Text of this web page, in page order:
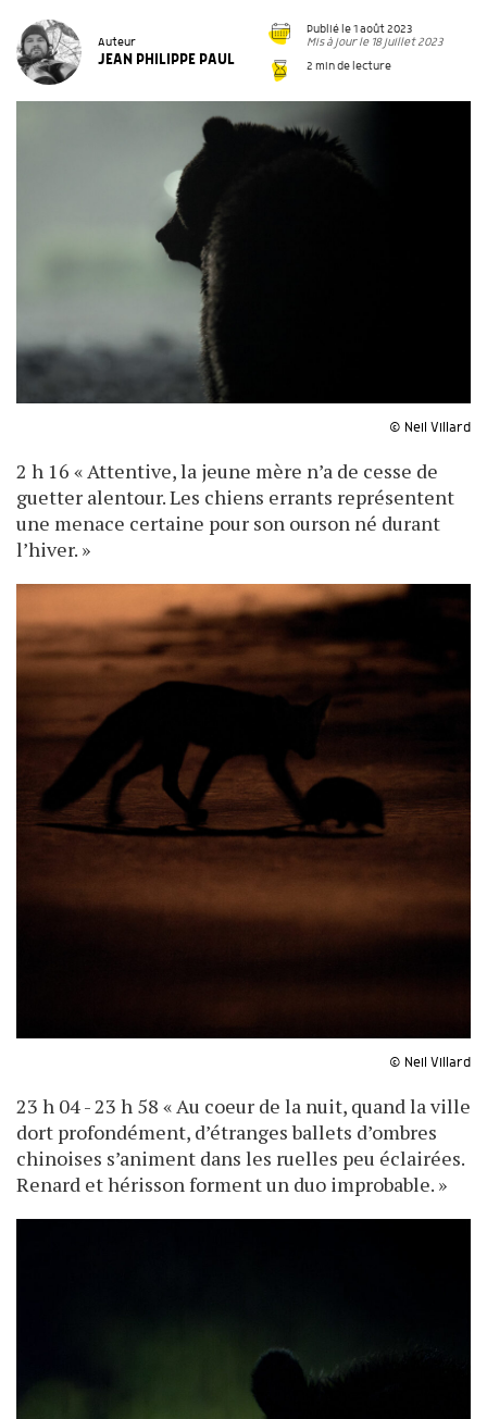
Auteur
JEAN PHILIPPE PAUL
Publié le 1 août 2023
Mis à jour le 18 juillet 2023
2 min de lecture
© Neil Villard
2 h 16 « Attentive, la jeune mère n’a de cesse de
guetter alentour. Les chiens errants représentent
une menace certaine pour son ourson né durant
l’hiver. »
© Neil Villard
23 h 04 - 23 h 58 « Au coeur de la nuit, quand la ville
dort profondément, d’étranges ballets d’ombres
chinoises s’animent dans les ruelles peu éclairées.
Renard et hérisson forment un duo improbable. »